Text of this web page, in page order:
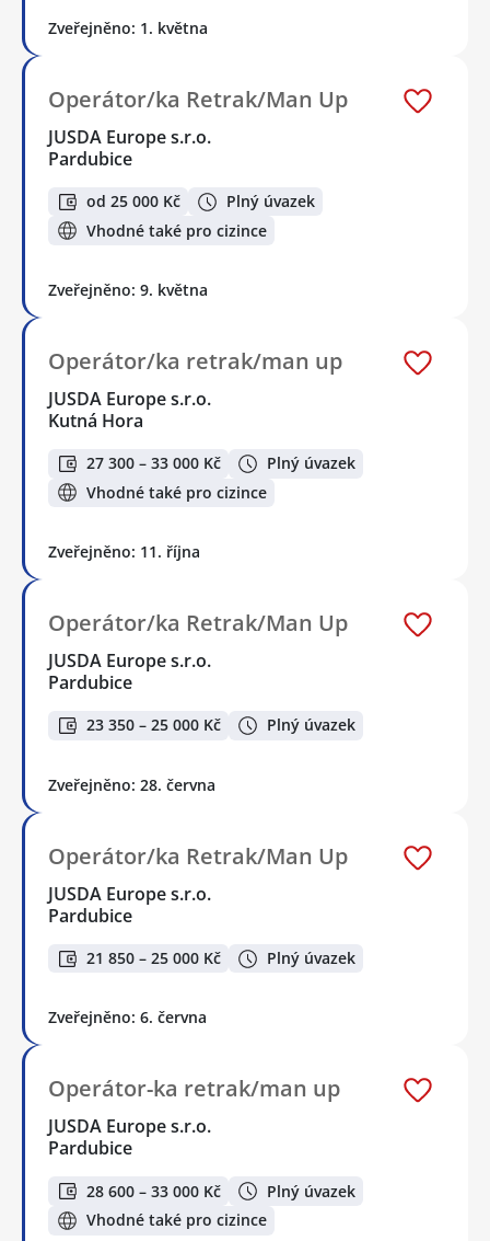
Zveřejněno: 1. května
Operátor/ka Retrak/Man Up
JUSDA Europe s.r.o.
Pardubice
od 25 000 Kč
Plný úvazek
Vhodné také pro cizince
Zveřejněno: 9. května
Operátor/ka retrak/man up
JUSDA Europe s.r.o.
Kutná Hora
27 300 – 33 000 Kč
Plný úvazek
Vhodné také pro cizince
Zveřejněno: 11. října
Operátor/ka Retrak/Man Up
JUSDA Europe s.r.o.
Pardubice
23 350 – 25 000 Kč Plný úvazek
Zveřejněno: 28. června
Operátor/ka Retrak/Man Up
JUSDA Europe s.r.o.
Pardubice
21 850 – 25 000 Kč Plný úvazek
Zveřejněno: 6. června
Operátor-ka retrak/man up
JUSDA Europe s.r.o.
Pardubice
28 600 – 33 000 Kč
Plný úvazek
Vhodné také pro cizince